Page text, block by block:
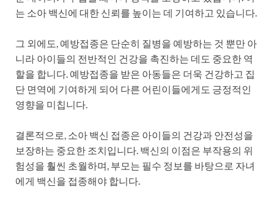
는 소아 백신에 대한 신뢰를 높이는 데 기여하고 있습니다.
그 외에도, 예방접종은 단순히 질병을 예방하는 것 뿐만 아
니라 아이들의 전반적인 건강을 촉진하는 데도 중요한 역
할을 합니다. 예방접종을 받은 아동들은 더욱 건강하고 집
단 면역에 기여하게 되어 다른 어린이들에게도 긍정적인
영향을 미칩니다.
결론적으로, 소아 백신 접종은 아이들의 건강과 안전성을
보장하는 중요한 조치입니다. 백신의 이점은 부작용의 위
험성을 훨씬 초월하며, 부모는 필수 정보를 바탕으로 자녀
에게 백신을 접종해야 합니다.